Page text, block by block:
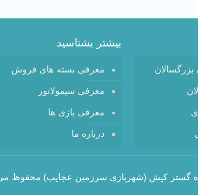
بیشتر بشناسید
معرفی بسته های فروش
معرفی سیمولاتور
معرفی بازی ها
درباره ما
(شهربازی سرزمین عجایب) محفوظ می باشد. 1396 -1397.